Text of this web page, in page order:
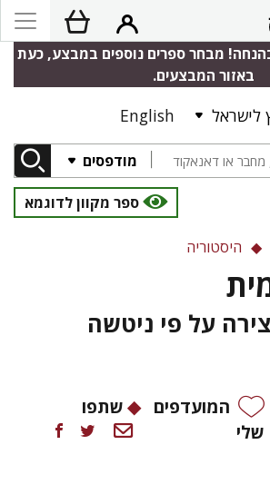
מבחר ספרים נוספים במבצע, כעת
באזור המבצעים.
לישראל English
מודפסים
ספר מקוון לדוגמא
היסטוריה
על פי ניטשה
המועדפים
שלי
שתפו